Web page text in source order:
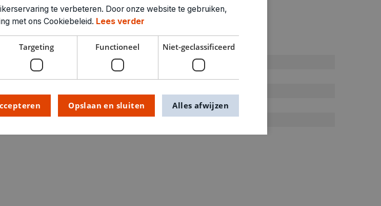
Technische specificaties
S
GEWICHT 0.001kg
0250219
te verbeteren. Door onze website te gebruiken,
met ons Cookiebeleid. Lees verder
Targeting Functioneel Niet-geclassificeerd
Opslaan en sluiten Alles afwijzen